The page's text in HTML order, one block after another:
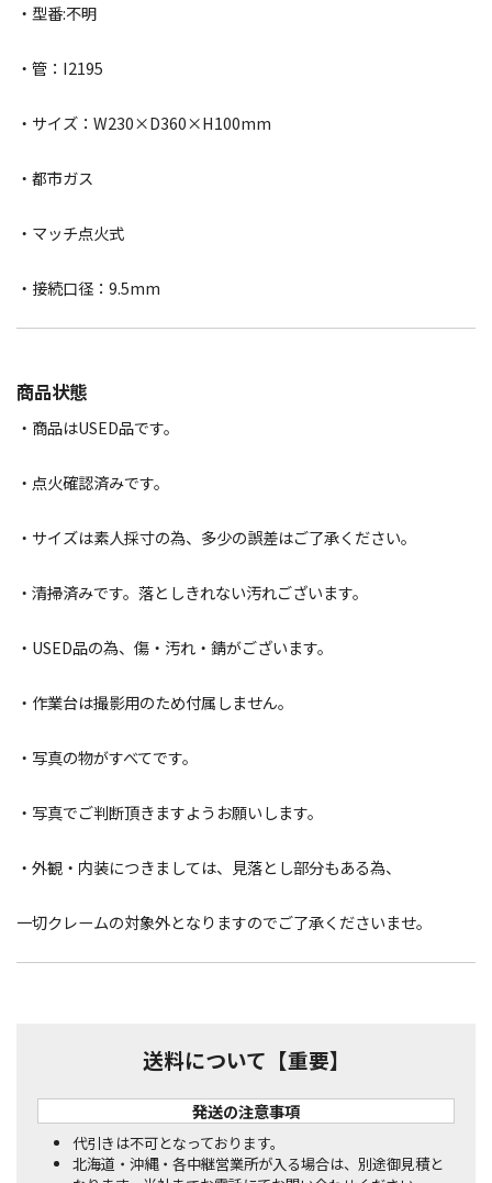
・型番:不明
・管：I2195
・サイズ：W230×D360×H100mm
・都市ガス
・マッチ点火式
・接続口径：9.5mm
商品状態
・商品はUSED品です。
・点火確認済みです。
・サイズは素人採寸の為、多少の誤差はご了承ください。
・清掃済みです。落としきれない汚れございます。
・USED品の為、傷・汚れ・錆がございます。
・作業台は撮影用のため付属しません。
・写真の物がすべてです。
・写真でご判断頂きますようお願いします。
・外観・内装につきましては、見落とし部分もある為、
一切クレームの対象外となりますのでご了承くださいませ。
送料について【重要】
発送の注意事項
代引きは不可となっております。
北海道・沖縄・各中継営業所が入る場合は、別途御見積と